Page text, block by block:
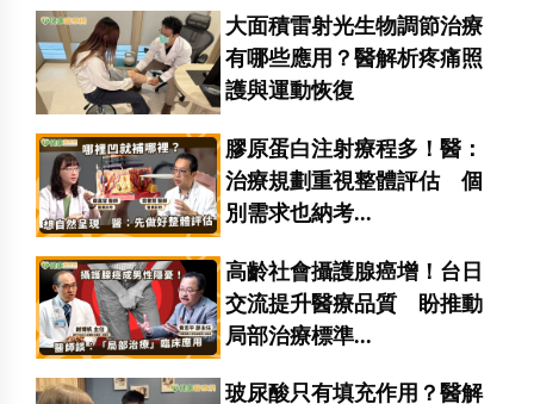
大面積雷射光生物調節治療
有哪些應用？醫解析疼痛照
護與運動恢復
膠原蛋白注射療程多！醫：
治療規劃重視整體評估 個
別需求也納考...
高齡社會攝護腺癌增！台日
交流提升醫療品質 盼推動
局部治療標準...
玻尿酸只有填充作用？醫解